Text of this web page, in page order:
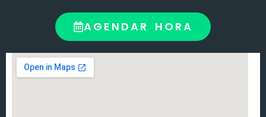
AGENDAR HORA